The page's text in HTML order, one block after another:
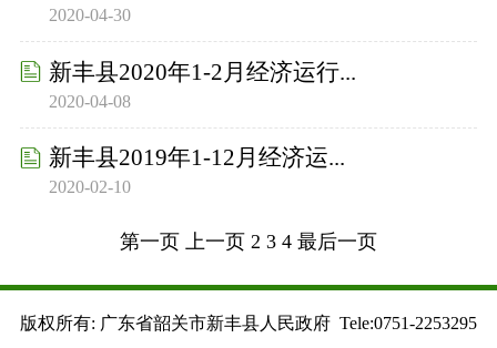
2020-04-30
新丰县2020年1-2月经济运行...
2020-04-08
新丰县2019年1-12月经济运...
2020-02-10
第一页 上一页 2 3 4 最后一页
版权所有: 广东省韶关市新丰县人民政府 Tele:0751-2253295